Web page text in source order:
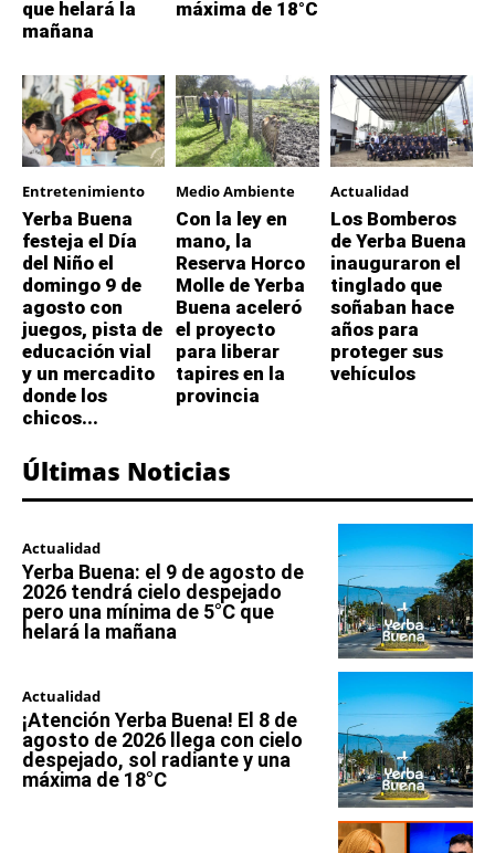
que helará la
mañana
máxima de 18°C
Entretenimiento
Yerba Buena
festeja el Día
del Niño el
domingo 9 de
agosto con
juegos, pista de
educación vial
y un mercadito
donde los
chicos...
Medio Ambiente
Con la ley en
mano, la
Reserva Horco
Molle de Yerba
Buena aceleró
el proyecto
para liberar
tapires en la
provincia
Actualidad
Los Bomberos
de Yerba Buena
inauguraron el
tinglado que
soñaban hace
años para
proteger sus
vehículos
Últimas Noticias
Actualidad
Yerba Buena: el 9 de agosto de
2026 tendrá cielo despejado
pero una mínima de 5°C que
helará la mañana
Actualidad
¡Atención Yerba Buena! El 8 de
agosto de 2026 llega con cielo
despejado, sol radiante y una
máxima de 18°C